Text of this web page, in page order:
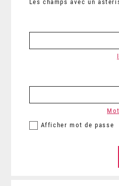
Les champs avec un
Afficher mot de passe